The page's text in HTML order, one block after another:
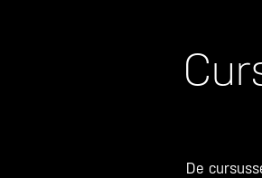
De